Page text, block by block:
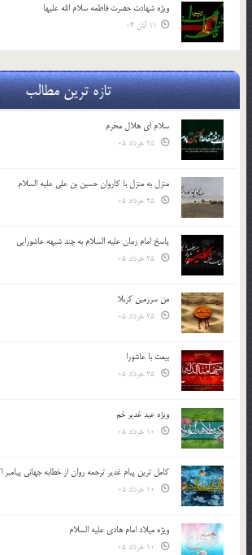
ویژه شهادت حضرت فاطمه سلام الله علیها
11 آبان 04
تازه ترین مطالب
سلام ای هلال محرم
منزل به منزل با کاروان حسین بن علی علیه السلام
پاسخ امام زمان علیه السلام به چند شبهه عاشورایی
من سرزمین کربلا
بیعت با عاشورا
ویژه عید غدیر خم
کامل ترین پیام غدیر ترجمه روان از خطابه جهانی
ویژه میلاد امام هادی علیه السلام